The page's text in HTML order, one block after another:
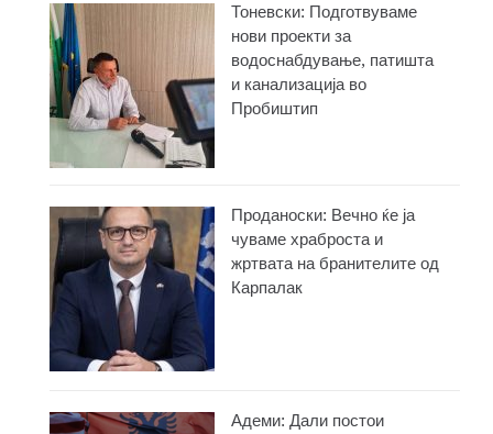
Тоневски: Подготвуваме
нови проекти за
водоснабдување, патишта
и канализација во
Пробиштип
Проданоски: Вечно ќе ја
чуваме храброста и
жртвата на бранителите од
Карпалак
Адеми: Дали постои